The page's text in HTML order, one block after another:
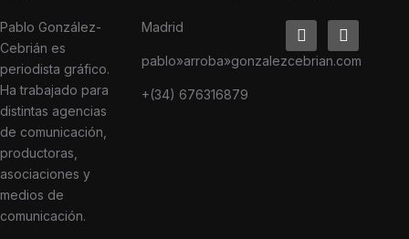
Pablo González-
Cebrián es
periodista gráfico.
Ha trabajado para
distintas agencias
de comunicación,
productoras,
asociaciones y
medios de
comunicación.
Madrid
pablo»arroba»gonzalezcebrian.com
+(34) 676316879
linkedin instagram